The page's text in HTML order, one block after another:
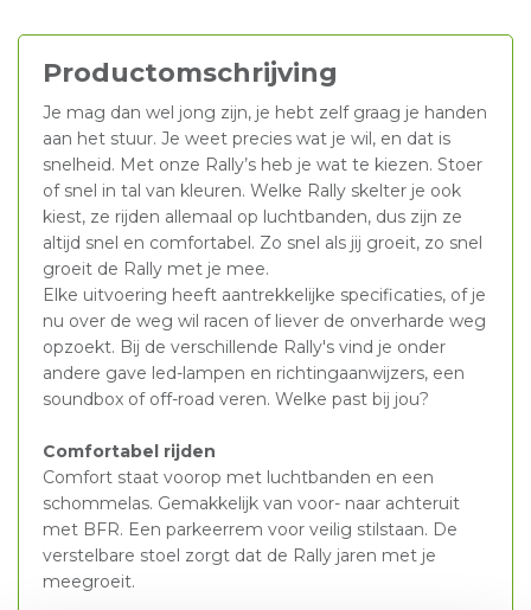
Productomschrijving
Je mag dan wel jong zijn, je hebt zelf graag je handen
aan het stuur. Je weet precies wat je wil, en dat is
snelheid. Met onze Rally’s heb je wat te kiezen. Stoer
of snel in tal van kleuren. Welke Rally skelter je ook
kiest, ze rijden allemaal op luchtbanden, dus zijn ze
altijd snel en comfortabel. Zo snel als jij groeit, zo snel
groeit de Rally met je mee.
Elke uitvoering heeft aantrekkelijke specificaties, of je
nu over de weg wil racen of liever de onverharde weg
opzoekt. Bij de verschillende Rally's vind je onder
andere gave led-lampen en richtingaanwijzers, een
soundbox of off-road veren. Welke past bij jou?
Comfortabel rijden
Comfort staat voorop met luchtbanden en een
schommelas. Gemakkelijk van voor- naar achteruit
met BFR. Een parkeerrem voor veilig stilstaan. De
verstelbare stoel zorgt dat de Rally jaren met je
meegroeit.